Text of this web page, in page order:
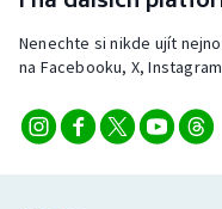
Nenechte si nikde ujít
na Facebooku, X,